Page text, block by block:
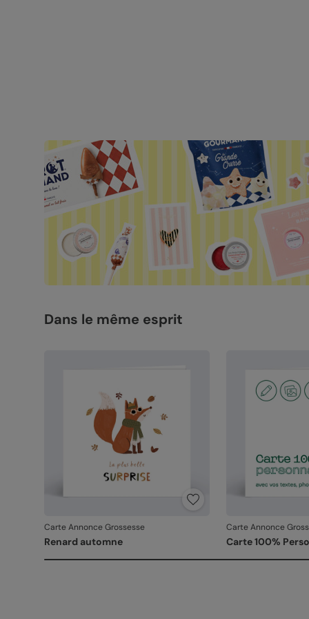
Dans le même esprit
Carte Annonce Grossesse
Renard automne
Carte Annonce
Carte 100%